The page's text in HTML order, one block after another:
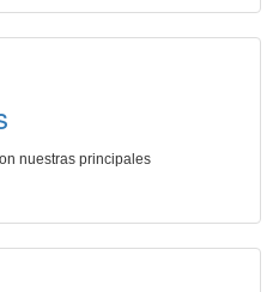
nuestras principales